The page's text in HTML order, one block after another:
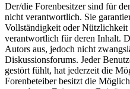
Der/die Forenbesitzer sind für
nicht verantwortlich. Sie
Vollständigkeit oder
verantwortlich für deren Inhalt.
Autors aus, jedoch nicht
Diskussionsforums. Jeder
gestört fühlt, hat jederzeit die
Forenbeteiber besitzt die